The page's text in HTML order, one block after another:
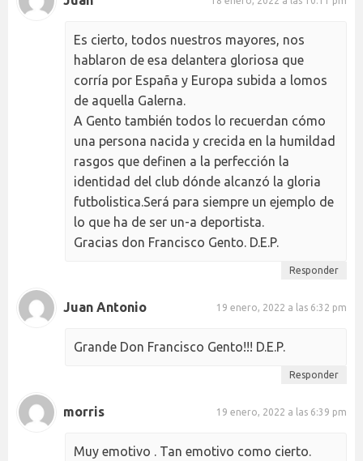
Es cierto, todos nuestros mayores, nos
hablaron de esa delantera gloriosa que
corría por España y Europa subida a lomos
de aquella Galerna.
A Gento también todos lo recuerdan cómo
una persona nacida y crecida en la humildad
rasgos que definen a la perfección la
identidad del club dónde alcanzó la gloria
futbolistica.Será para siempre un ejemplo de
lo que ha de ser un-a deportista.
Gracias don Francisco Gento. D.E.P.
Responder
Juan Antonio 19 enero, 2022 a las 6:32 pm
Grande Don Francisco Gento!!! D.E.P.
Responder
morris 19 enero, 2022 a las 6:39 pm
Muy emotivo . Tan emotivo como cierto.